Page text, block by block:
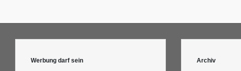
Werbung darf sein Archiv